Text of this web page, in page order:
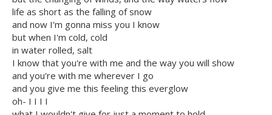
life as short as the falling of snow
and now I'm gonna miss you I know
but when I'm cold, cold
in water rolled, salt
I know that you're with me and the way you will show
and you're with me wherever I go
and you give me this feeling this everglow
oh- I I I I